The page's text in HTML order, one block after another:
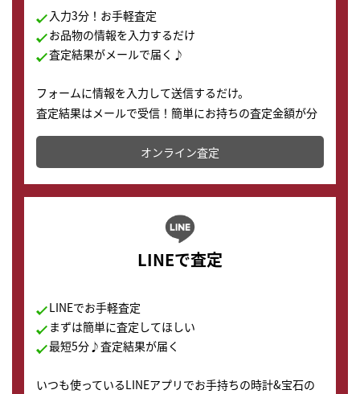
入力3分！お手軽査定
お品物の情報を入力するだけ
査定結果がメールで届く♪
フォームに情報を入力して送信するだけ。
査定結果はメールで受信！簡単にお持ちの査定金額が分
かります。
オンライン査定
LINEで査定
LINEでお手軽査定
まずは簡単に査定してほしい
最短5分♪査定結果が届く
いつも使っているLINEアプリでお手持ちの時計&宝石の